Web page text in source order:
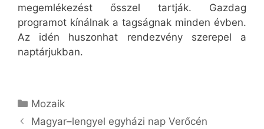
megemlékezést ősszel tartják. Gazdag
programot kínálnak a tagságnak minden évben.
Az idén huszonhat rendezvény szerepel a
naptárjukban.
Kategória
Mozaik
Magyar–lengyel egyházi nap Verőcén